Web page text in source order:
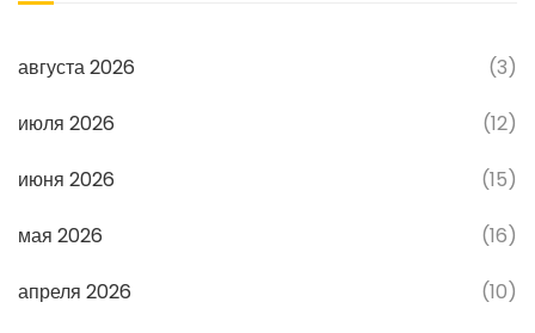
августа 2026 (3)
июля 2026 (12)
июня 2026 (15)
мая 2026 (16)
апреля 2026 (10)